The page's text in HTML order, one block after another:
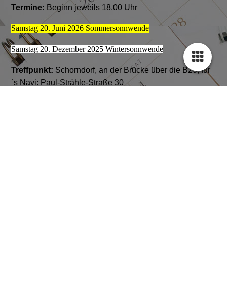
Termine: Beginn jeweils 18.00 Uhr
Samstag 20. Juni 2026 Sommersonnwende
Samstag 20. Dezember 2025 Wintersonnwende
Treffpunkt: Schorndorf, an der Brücke über die B29, für
´s Navi: Paul-Strähle-Straße 30